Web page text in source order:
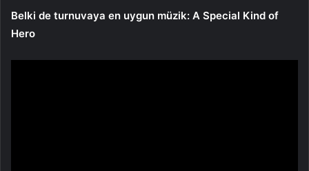
Belki de turnuvaya en uygun müzik: A Special Kind of
Hero